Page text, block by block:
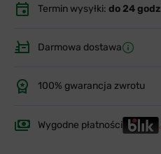
Termin wysyłki: do 24
Darmowa dostawa
100% gwarancja zwrotu
Wygodne płatności